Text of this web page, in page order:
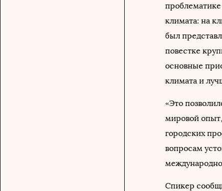
климата: на
был
повестке
основные
климата и
«Это
мировой
городских
вопросам
Спикер